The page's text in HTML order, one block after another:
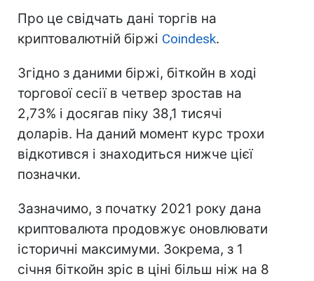
Про це свідчать дані торгів на
криптовалютній біржі Coindesk.
Згідно з даними біржі, біткойн в ході
торгової сесії в четвер зростав на
2,73% і досягав піку 38,1 тисячі
доларів. На даний момент курс трохи
відкотився і знаходиться нижче цієї
позначки.
Зазначимо, з початку 2021 року дана
криптовалюта продовжує оновлювати
історичні максимуми. Зокрема, з 1
січня біткойн зріс в ціні більш ніж на 8